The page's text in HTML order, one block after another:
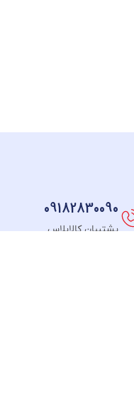
09182830090
پشتیبان کالاپلاس